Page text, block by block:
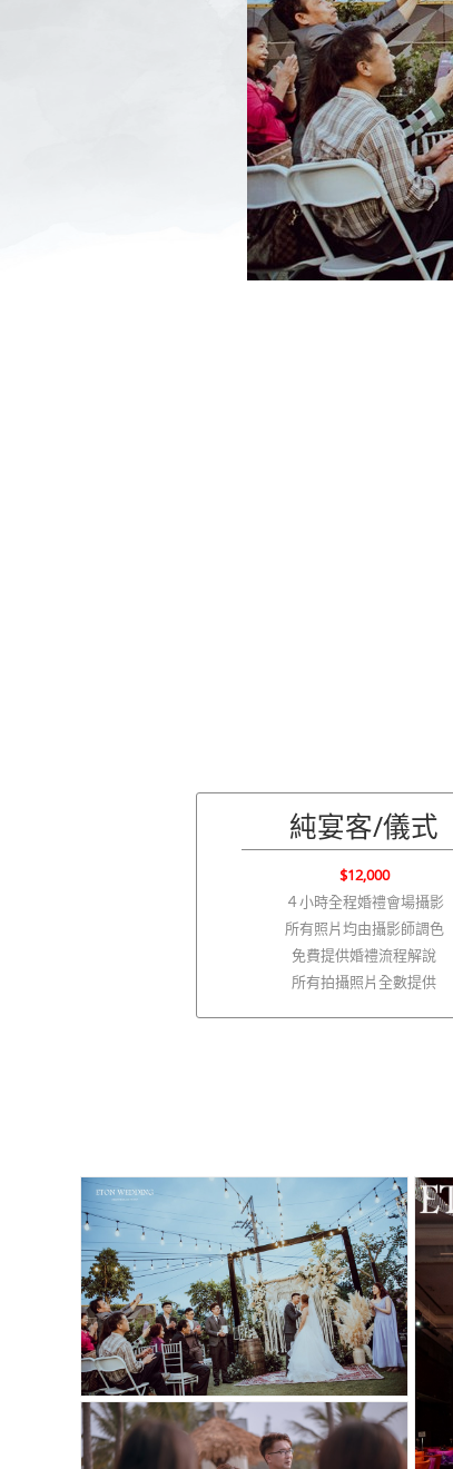
純宴客/儀式
$12,000
４小時全程婚禮會場攝影
所有照片均由攝影師調色
免費提供婚禮流程解說
所有拍攝照片全數提供